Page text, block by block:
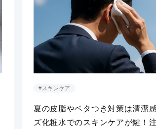
#スキンケア
夏の皮脂やベタつき対策は清潔
ズ化粧水でのスキンケアが鍵！